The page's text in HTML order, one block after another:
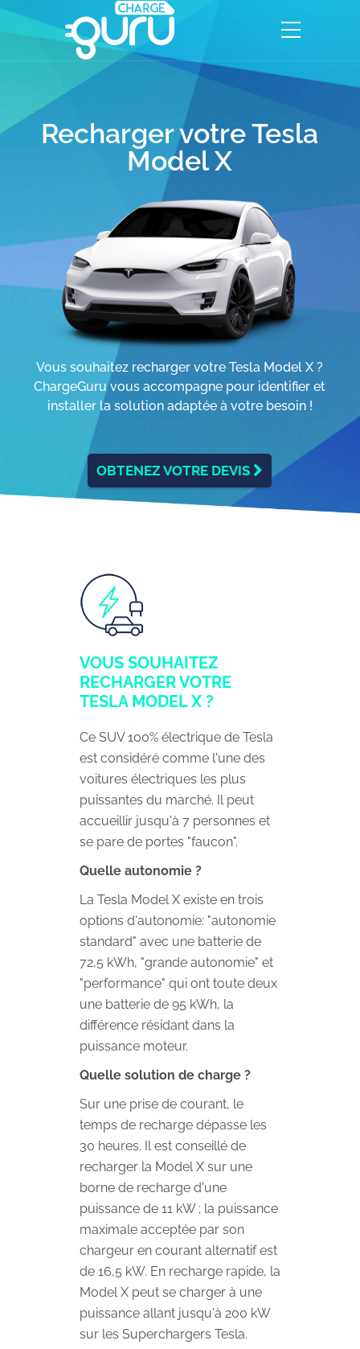
Recharger votre Tesla
Model X
Vous souhaitez recharger votre Tesla Model X ?
ChargeGuru vous accompagne pour identifier et
installer la solution adaptée à votre besoin !
OBTENEZ VOTRE DEVIS
VOUS SOUHAITEZ
RECHARGER VOTRE
TESLA MODEL X ?
Ce SUV 100% électrique de Tesla
est considéré comme l'une des
voitures électriques les plus
puissantes du marché. Il peut
accueillir jusqu'à 7 personnes et
se pare de portes "faucon".
Quelle autonomie ?
La Tesla Model X existe en trois
options d'autonomie: "autonomie
standard" avec une batterie de
72,5 kWh, "grande autonomie" et
"performance" qui ont toute deux
une batterie de 95 kWh, la
différence résidant dans la
puissance moteur.
Quelle solution de charge ?
Sur une prise de courant, le
temps de recharge dépasse les
30 heures. Il est conseillé de
recharger la Model X sur une
borne de recharge d'une
puissance de 11 kW ; la puissance
maximale acceptée par son
chargeur en courant alternatif est
de 16,5 kW. En recharge rapide, la
Model X peut se charger à une
puissance allant jusqu'à 200 kW
sur les Superchargers Tesla.